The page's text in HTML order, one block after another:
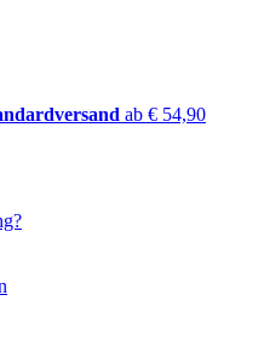
ab € 54,90